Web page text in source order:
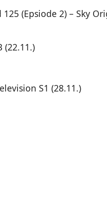
(Epsiode 2) – Sky
(22.11.)
S1 (28.11.)